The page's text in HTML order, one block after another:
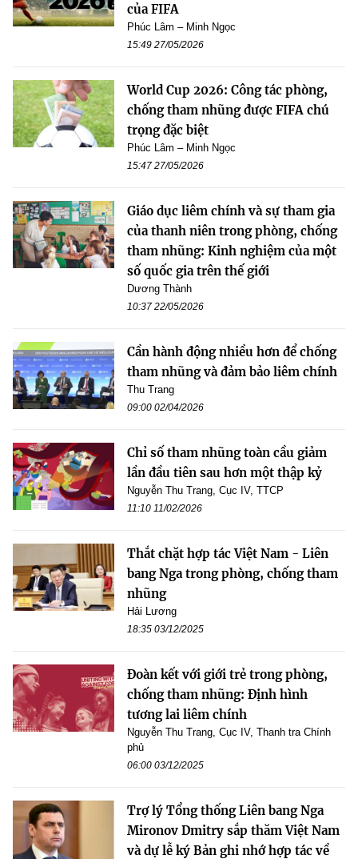
của FIFA
Phúc Lâm – Minh Ngọc
15:49 27/05/2026
World Cup 2026: Công tác phòng,
chống tham nhũng được FIFA chú
trọng đặc biệt
Phúc Lâm – Minh Ngọc
15:47 27/05/2026
Giáo dục liêm chính và sự tham gia
của thanh niên trong phòng, chống
tham nhũng: Kinh nghiệm của một
số quốc gia trên thế giới
Dương Thành
10:37 22/05/2026
Cần hành động nhiều hơn để chống
tham nhũng và đảm bảo liêm chính
Thu Trang
09:00 02/04/2026
Chỉ số tham nhũng toàn cầu giảm
lần đầu tiên sau hơn một thập kỷ
Nguyễn Thu Trang, Cục IV, TTCP
11:10 11/02/2026
Thắt chặt hợp tác Việt Nam - Liên
bang Nga trong phòng, chống tham
nhũng
Hải Lương
18:35 03/12/2025
Đoàn kết với giới trẻ trong phòng,
chống tham nhũng: Định hình
tương lai liêm chính
Nguyễn Thu Trang, Cục IV, Thanh tra Chính
phủ
06:00 03/12/2025
Trợ lý Tổng thống Liên bang Nga
Mironov Dmitry sắp thăm Việt Nam
và dự lễ ký Bản ghi nhớ hợp tác về